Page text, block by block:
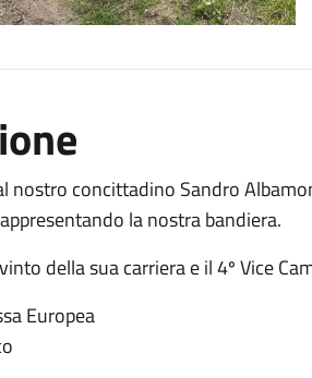
nostro concittadino Sandro
la nostra bandiera.
della sua carriera e il 4º Vice
Europea